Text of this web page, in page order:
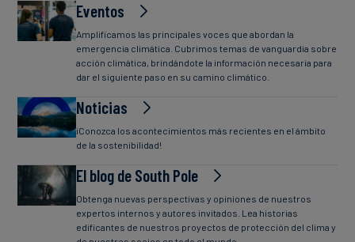
Eventos
Amplificamos las principales voces que abordan la
emergencia climática. Cubrimos temas de vanguardia sobre
acción climática, brindándote la información necesaria para
dar el siguiente paso en su camino climático.
Noticias
¡Conozca los acontecimientos más recientes en el ámbito
de la sostenibilidad!
El blog de South Pole
Obtenga nuevas perspectivas y opiniones de nuestros
expertos internos y autores invitados. Lea historias
edificantes de nuestros proyectos de protección del clima y